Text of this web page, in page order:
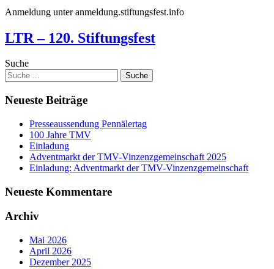
Anmeldung unter anmeldung.stiftungsfest.info
LTR – 120. Stiftungsfest
Suche
Neueste Beiträge
Presseaussendung Pennälertag
100 Jahre TMV
Einladung
Adventmarkt der TMV-Vinzenzgemeinschaft 2025
Einladung: Adventmarkt der TMV-Vinzenzgemeinschaft
Neueste Kommentare
Archiv
Mai 2026
April 2026
Dezember 2025